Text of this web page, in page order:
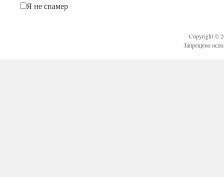
Я не спамер
Copyright ©
Запрещено